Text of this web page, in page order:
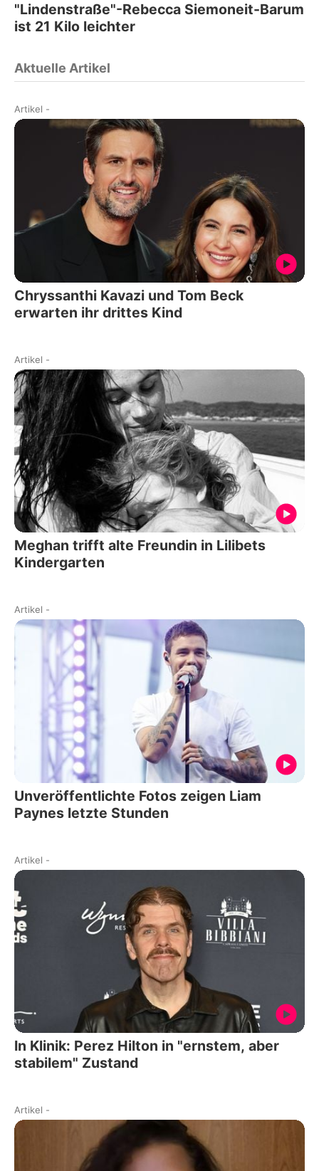
"Lindenstraße"-Rebecca Siemoneit-Barum
ist 21 Kilo leichter
Aktuelle Artikel
Artikel -
Chryssanthi Kavazi und Tom Beck
erwarten ihr drittes Kind
Artikel -
Meghan trifft alte Freundin in Lilibets
Kindergarten
Artikel -
Unveröffentlichte Fotos zeigen Liam
Paynes letzte Stunden
Artikel -
In Klinik: Perez Hilton in "ernstem, aber
stabilem" Zustand
Artikel -